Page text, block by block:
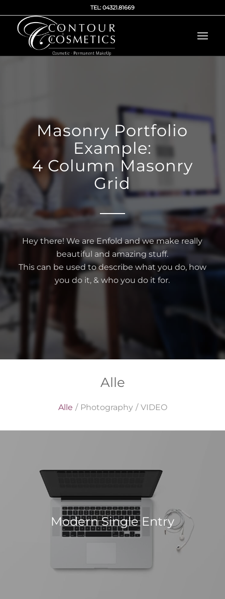
TEL: 04321.81669
Masonry Portfolio
Example:
4 Column Masonry
Grid
Hey there! We are Enfold and we make really
beautiful and amazing stuff.
This can be used to describe what you do, how
you do it, & who you do it for.
Alle
Alle / Photography / VIDEO
Modern Single Entry